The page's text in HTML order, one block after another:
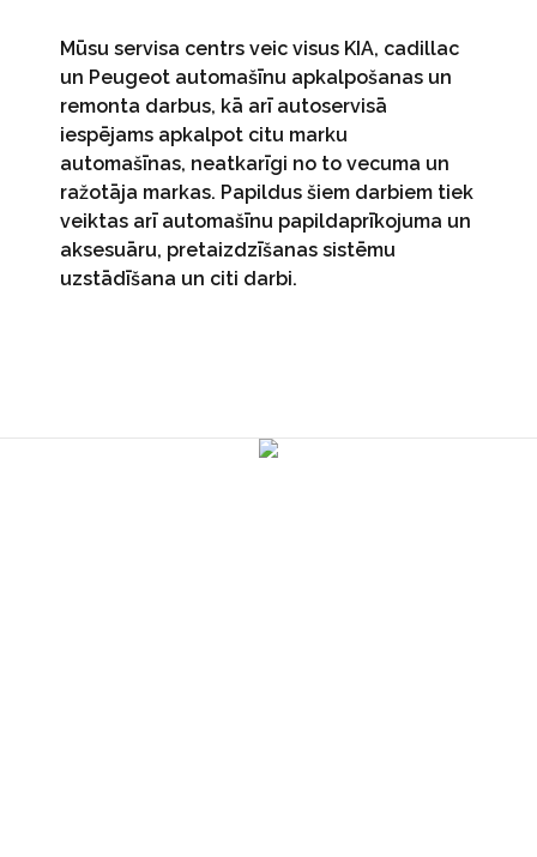
VAKANCES
Mūsu servisa centrs veic visus KIA, cadillac
un Peugeot automašīnu apkalpošanas un
remonta darbus, kā arī autoservisā
iespējams apkalpot citu marku
automašīnas, neatkarīgi no to vecuma un
ražotāja markas. Papildus šiem darbiem tiek
veiktas arī automašīnu papildaprīkojuma un
aksesuāru, pretaizdzīšanas sistēmu
uzstādīšana un citi darbi.